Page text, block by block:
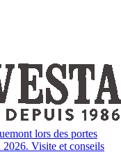
lors des portes
Visite et conseils